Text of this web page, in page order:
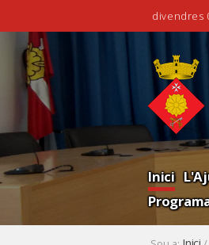
divendres
al
contingut.
Salta
a
la
navegació
personals
Inici